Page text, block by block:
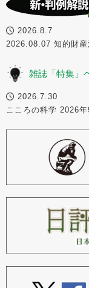
2026.8.7
2026.08.07 知的財
雑誌「特集」
2026.7.30
こころの科学 2026